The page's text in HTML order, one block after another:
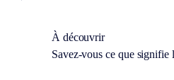
À découvrir
Savez-vous ce que